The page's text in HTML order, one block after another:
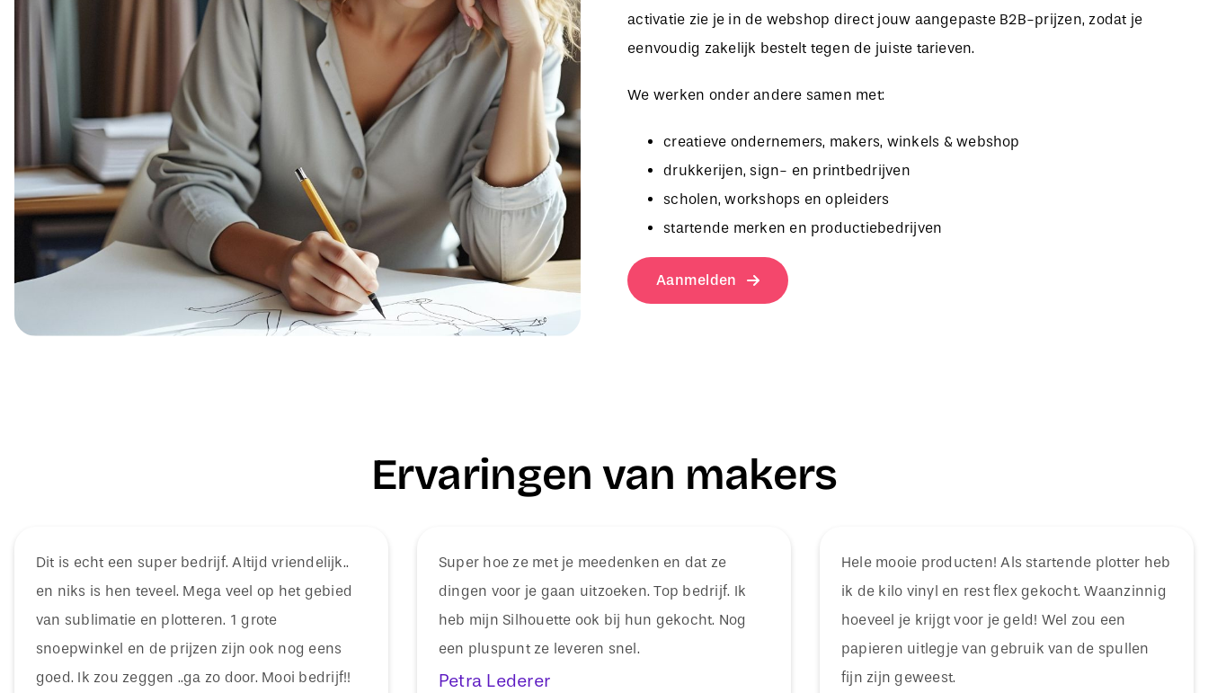
activatie zie je in de webshop direct jouw aangepaste B2B-prijzen, zodat je
eenvoudig zakelijk bestelt tegen de juiste tarieven.
We werken onder andere samen met:
creatieve ondernemers, makers, winkels & webshop
drukkerijen, sign- en printbedrijven
scholen, workshops en opleiders
startende merken en productiebedrijven
Aanmelden
Ervaringen van makers
Dit is echt een super bedrijf. Altijd vriendelijk..
en niks is hen teveel. Mega veel op het gebied
van sublimatie en plotteren. 1 grote
snoepwinkel en de prijzen zijn ook nog eens
goed. Ik zou zeggen ..ga zo door. Mooi bedrijf!!
Super hoe ze met je meedenken en dat ze
dingen voor je gaan uitzoeken. Top bedrijf. Ik
heb mijn Silhouette ook bij hun gekocht. Nog
een pluspunt ze leveren snel.
Petra Lederer
Hele mooie producten! Als startende plotter heb
ik de kilo vinyl en rest flex gekocht. Waanzinnig
hoeveel je krijgt voor je geld! Wel zou een
papieren uitlegje van gebruik van de spullen
fijn zijn geweest.